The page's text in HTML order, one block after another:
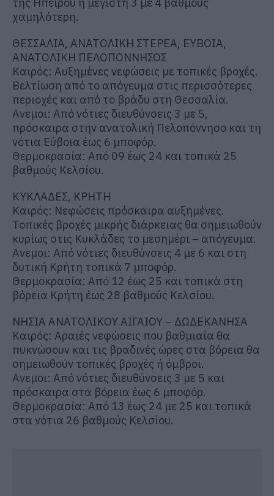
χαμηλότερη.
ΘΕΣΣΑΛΙΑ, ΑΝΑΤΟΛΙΚΗ ΣΤΕΡΕΑ, ΕΥΒΟΙΑ,
ΑΝΑΤΟΛΙΚΗ ΠΕΛΟΠΟΝΝΗΣΟΣ
Καιρός: Αυξημένες νεφώσεις με τοπικές βροχές.
Βελτίωση από το απόγευμα στις περισσότερες
περιοχές και από το βράδυ στη Θεσσαλία.
Ανεμοι: Από νότιες διευθύνσεις 3 με 5,
πρόσκαιρα στην ανατολική Πελοπόννησο και τη
νότια Εύβοια έως 6 μποφόρ.
Θερμοκρασία: Από 09 έως 24 και τοπικά 25
βαθμούς Κελσίου.
ΚΥΚΛΑΔΕΣ, ΚΡΗΤΗ
Καιρός: Νεφώσεις πρόσκαιρα αυξημένες.
Τοπικές βροχές μικρής διάρκειας θα σημειωθούν
κυρίως στις Κυκλάδες το μεσημέρι – απόγευμα.
Ανεμοι: Από νότιες διευθύνσεις 4 με 6 και στη
δυτική Κρήτη τοπικά 7 μποφόρ.
Θερμοκρασία: Από 12 έως 25 και τοπικά στη
βόρεια Κρήτη έως 28 βαθμούς Κελσίου.
ΝΗΣΙΑ ΑΝΑΤΟΛΙΚΟΥ ΑΙΓΑΙΟΥ – ΔΩΔΕΚΑΝΗΣΑ
Καιρός: Αραιές νεφώσεις που βαθμιαία θα
πυκνώσουν και τις βραδινές ώρες στα βόρεια θα
σημειωθούν τοπικές βροχές ή όμβροι.
Ανεμοι: Από νότιες διευθύνσεις 3 με 5 και
πρόσκαιρα στα βόρεια έως 6 μποφόρ.
Θερμοκρασία: Από 13 έως 24 με 25 και τοπικά
στα νότια 26 βαθμούς Κελσίου.